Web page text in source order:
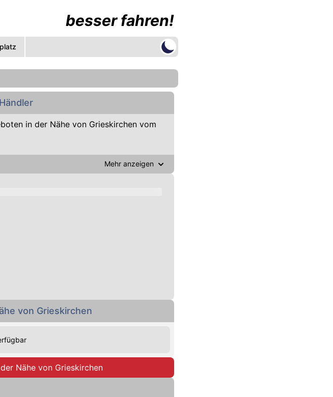
besser fahren!
in der Nähe von Grieskirchen vom
Mehr anzeigen
von Grieskirchen
Nähe von Grieskirchen